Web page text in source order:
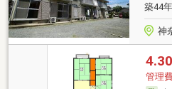
築44
神
4.30
管理